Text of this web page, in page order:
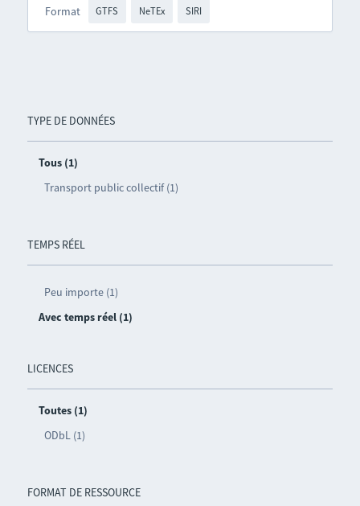
TYPE DE DONNÉES
Tous (1)
Transport public collectif (1)
TEMPS RÉEL
Peu importe (1)
Avec temps réel (1)
LICENCES
Toutes (1)
ODbL (1)
FORMAT DE RESSOURCE
Format GTFS NeTEx SIRI